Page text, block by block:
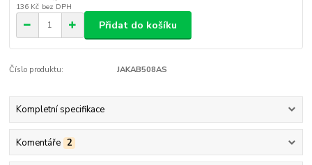
136 Kč bez DPH
Přidat do košíku
Číslo produktu: JAKAB508AS
Kompletní specifikace
Komentáře 2